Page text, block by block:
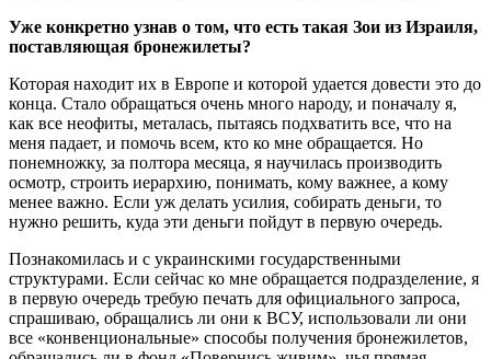
Уже конкретно узнав о том, что есть такая Зои из Израиля,
поставляющая бронежилеты?
Которая находит их в Европе и которой удается довести это до
конца. Стало обращаться очень много народу, и поначалу я,
как все неофиты, металась, пытаясь подхватить все, что на
меня падает, и помочь всем, кто ко мне обращается. Но
понемножку, за полтора месяца, я научилась производить
осмотр, строить иерархию, понимать, кому важнее, а кому
менее важно. Если уж делать усилия, собирать деньги, то
нужно решить, куда эти деньги пойдут в первую очередь.
Познакомилась и с украинскими государственными
структурами. Если сейчас ко мне обращается подразделение, я
в первую очередь требую печать для официального запроса,
спрашиваю, обращались ли они к ВСУ, использовали ли они
все «конвенциональные» способы получения бронежилетов,